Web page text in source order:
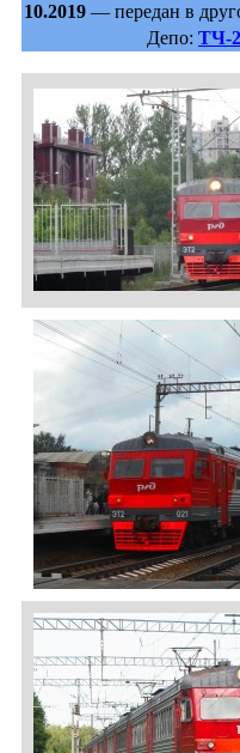
10.2019 — передан в
Депо: ТЧ-